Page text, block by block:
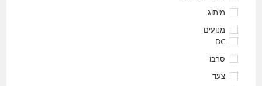
מיתוג
מנועים
DC
סרבו
צעד